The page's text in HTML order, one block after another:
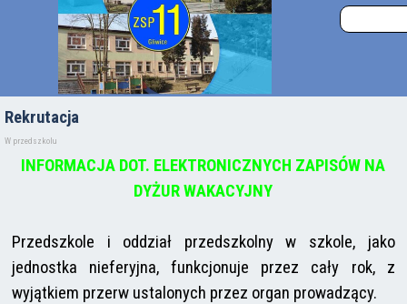
Rekrutacja
W przedszkolu
INFORMACJA DOT. ELEKTRONICZNYCH ZAPISÓW NA
DYŻUR WAKACYJNY
Przedszkole i oddział przedszkolny w szkole, jako
jednostka nieferyjna, funkcjonuje przez cały rok, z
wyjątkiem przerw ustalonych przez organ prowadzący.